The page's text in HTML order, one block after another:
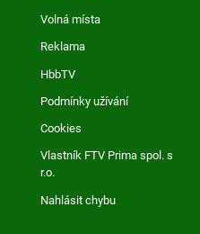
Volná místa
Reklama
HbbTV
Podmínky užívání
Cookies
Vlastník FTV Prima spol. s
r.o.
Nahlásit chybu